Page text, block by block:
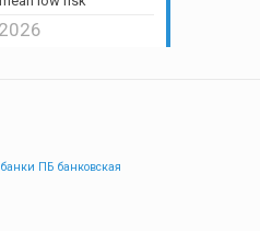
банки ПБ банковская